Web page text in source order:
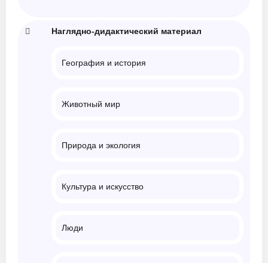
Наглядно-дидактический материал
География и история
Животный мир
Природа и экология
Культура и искусство
Люди